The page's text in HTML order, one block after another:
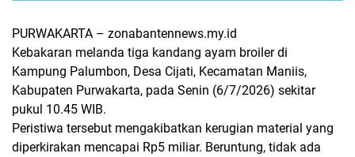
PURWAKARTA – zonabantennews.my.id
Kebakaran melanda tiga kandang ayam broiler di
Kampung Palumbon, Desa Cijati, Kecamatan Maniis,
Kabupaten Purwakarta, pada Senin (6/7/2026) sekitar
pukul 10.45 WIB.
Peristiwa tersebut mengakibatkan kerugian material yang
diperkirakan mencapai Rp5 miliar. Beruntung, tidak ada